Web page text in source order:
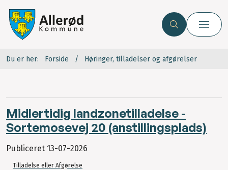
Du er her: Forside Høringer, tilladelser og afgørelser
Midlertidig landzonetilladelse -
Sortemosevej 20 (anstillingsplads)
Publiceret 13-07-2026
Tilladelse eller Afgørelse